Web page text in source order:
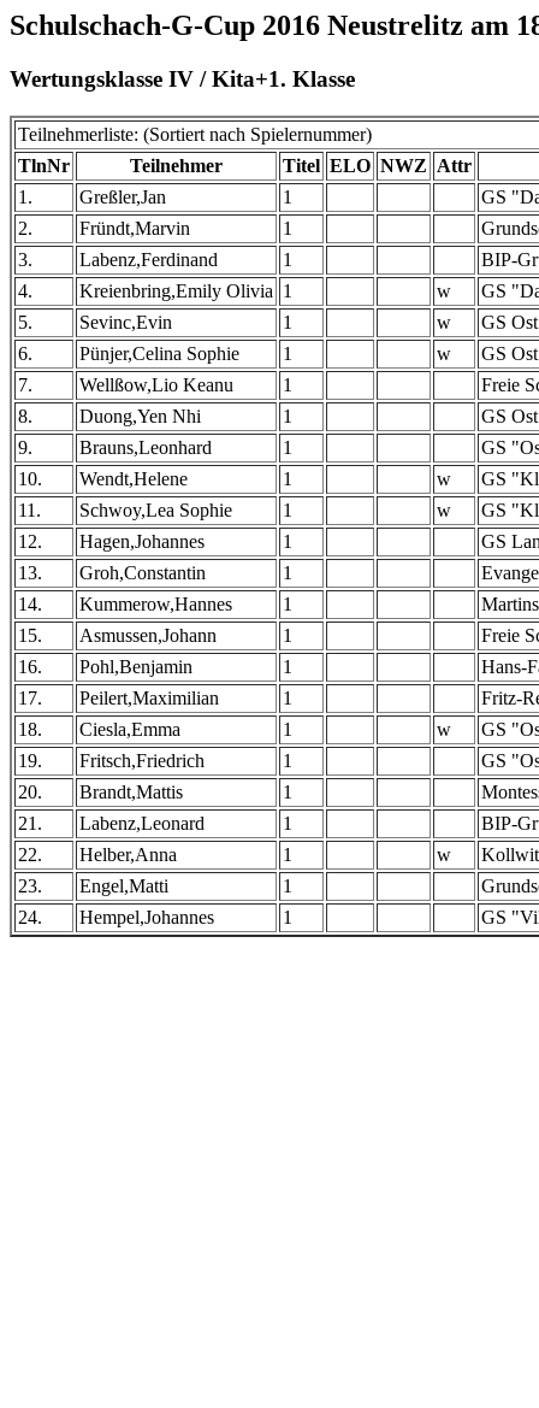
Schulschach-G-Cup 2016 Neustrelitz am
Wertungsklasse IV / Kita+1. Klasse
Teilnehmerliste: (Sortiert nach Spielernummer)
TlnNr
Teilnehmer Titel ELO NWZ Attr
1.
Greßler,Jan 1
GS
2.
Fründt,Marvin 1
3.
Labenz,Ferdinand 1
BIP-
4.
Kreienbring,Emily Olivia 1 w
GS
5.
Sevinc,Evin 1 w
GS
6.
Pünjer,Celina Sophie 1 w
GS
7.
Wellßow,Lio Keanu 1
Freie
8.
Duong,Yen Nhi 1
GS
9.
Brauns,Leonhard 1
GS
10.
Wendt,Helene 1 w
GS
11.
Schwoy,Lea Sophie 1 w
GS
12.
Hagen,Johannes 1
GS
13.
Groh,Constantin 1
14.
Kummerow,Hannes 1
15.
Asmussen,Johann 1
Freie
16.
Pohl,Benjamin 1
Hans-
17.
Peilert,Maximilian 1
Fritz-
18.
Ciesla,Emma 1 w
GS
19.
Fritsch,Friedrich 1
GS
20.
Brandt,Mattis 1
21.
Labenz,Leonard 1
BIP-
22.
Helber,Anna 1 w
23.
Engel,Matti 1
24.
Hempel,Johannes 1 GS